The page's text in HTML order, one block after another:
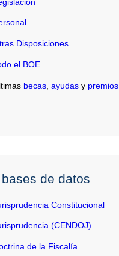
Disposiciones
el BOE
becas, ayudasy premios
de datos
Constitucional
(CENDOJ)
de la Fiscalía